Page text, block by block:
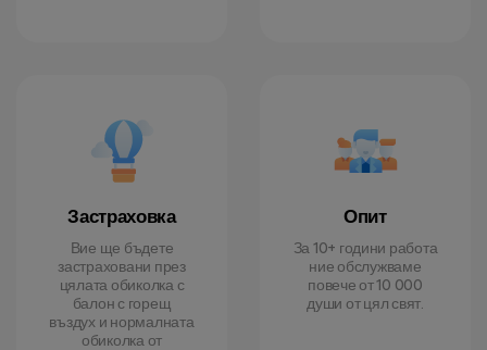
Застраховка
Вие ще бъдете
застраховани през
цялата обиколка с
балон с горещ
въздух и нормалната
обиколка от
Опит
За 10+ години работа
ние обслужваме
повече от 10 000
души от цял свят.